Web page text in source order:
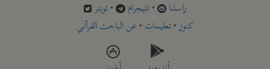
راسلنا •تليجرام •تويتر
كنوز•تعليمات •عن الباحث القرآني